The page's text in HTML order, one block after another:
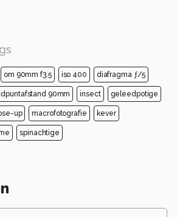
om 90mm f3.5 iso 400 diafragma ƒ/5
90mm insect geleedpotige
up macrofotografie kever
spinachtige